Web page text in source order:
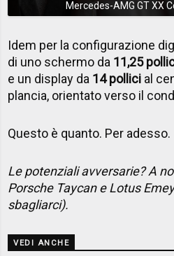
Mercedes-AMG GT XX
Idem per la configurazione
di uno schermo da 11,25
e un display da 14 pollici al
plancia, orientato verso il
Questo è quanto. Per adesso.
Le potenziali avversarie? A
Porsche Taycan e Lotus
sbagliarci).
VEDI ANCHE